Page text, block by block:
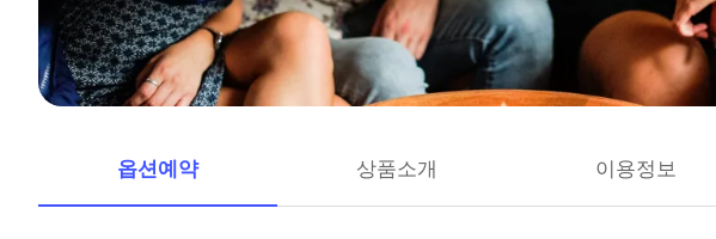
옵션예약 상품소개 이용정보